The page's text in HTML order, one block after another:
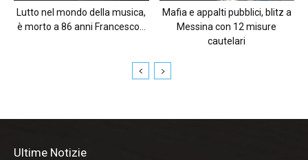
Lutto nel mondo della musica,
è morto a 86 anni Francesco...
Mafia e appalti pubblici, blitz a
Messina con 12 misure
cautelari
Ultime Notizie